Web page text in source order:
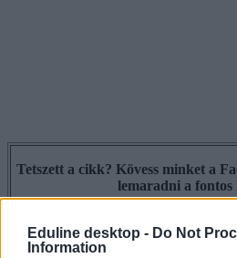
Eduline desktop - Do Not
Information
Tetszett a cikk? Kövess minket a
lemaradni a